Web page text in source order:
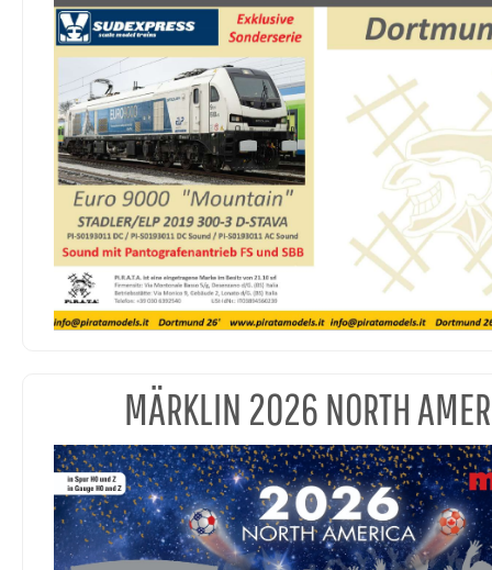
MÄRKLIN 2026 NORTH